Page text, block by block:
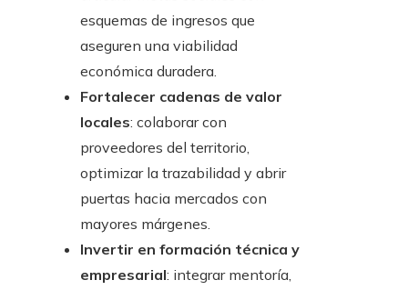
esquemas de ingresos que
aseguren una viabilidad
económica duradera.
Fortalecer cadenas de valor
locales: colaborar con
proveedores del territorio,
optimizar la trazabilidad y abrir
puertas hacia mercados con
mayores márgenes.
Invertir en formación técnica y
empresarial: integrar mentoría,